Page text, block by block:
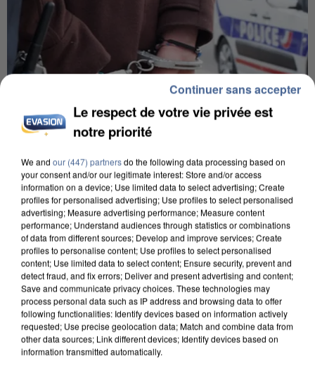
UN SECOND CADRE DE LA DZ MAFIA
INTERPELLÉ EN ALGÉRIE
Le respect de votre vie privée est
notre priorité
We and our (447) partnersdo the following data processing based on
your consent and/or our legitimate interest: Store and/or access
information on a device; Use limited data to select advertising; Create
profiles for personalised advertising; Use profiles to select personalised
advertising; Measure advertising performance; Measure content
performance; Understand audiences through statistics or combinations
of data from different sources; Develop and improve services; Create
profiles to personalise content; Use profiles to select personalised
content; Use limited data to select content; Ensure security, prevent and
detect fraud, and fix errors; Deliver and present advertising and content;
Save and communicate privacy choices. These technologies may
process personal data such as IP address and browsing data to offer
following functionalities: Identify devices based on information actively
requested; Use precise geolocation data; Match and combine data from
other data sources; Link different devices; Identify devices based on
information transmitted automatically.
Continuer sans accepter